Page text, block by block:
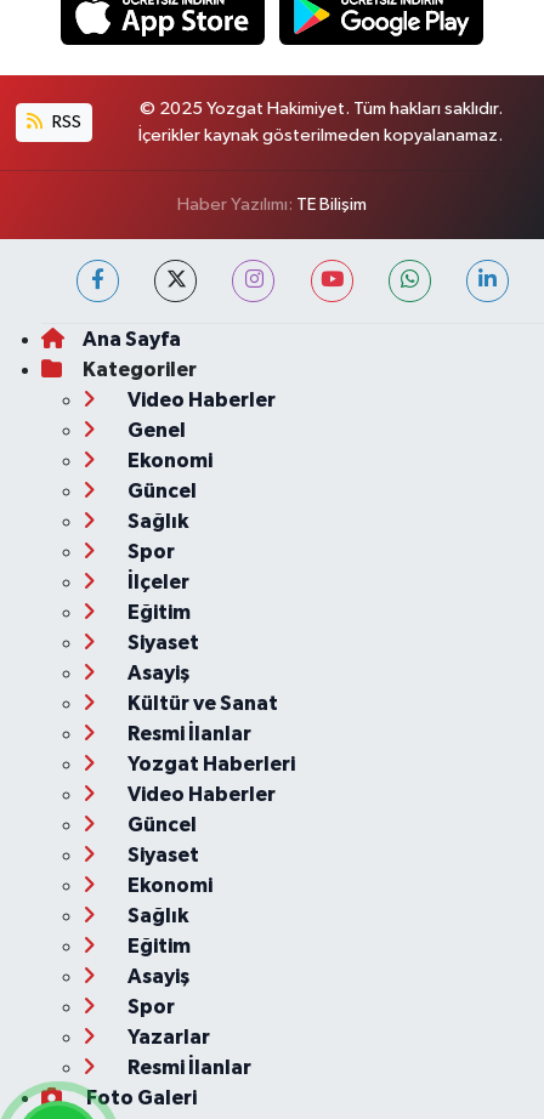
RSS
© 2025 Yozgat Hakimiyet. Tüm hakları saklıdır.
İçerikler kaynak gösterilmeden kopyalanamaz.
Haber Yazılımı: TE Bilişim
Ana Sayfa
Kategoriler
Video Haberler
Genel
Ekonomi
Güncel
Sağlık
Spor
İlçeler
Eğitim
Siyaset
Asayiş
Kültür ve Sanat
Resmi İlanlar
Yozgat Haberleri
Video Haberler
Güncel
Siyaset
Ekonomi
Sağlık
Eğitim
Asayiş
Spor
Yazarlar
Resmi İlanlar
Foto Galeri